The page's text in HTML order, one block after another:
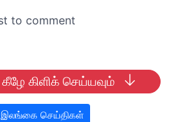
கிளிக் செய்யவும்
இலங்கை செய்திகள்